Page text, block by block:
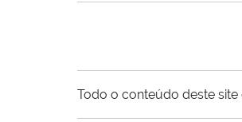
Todo o conteúdo deste